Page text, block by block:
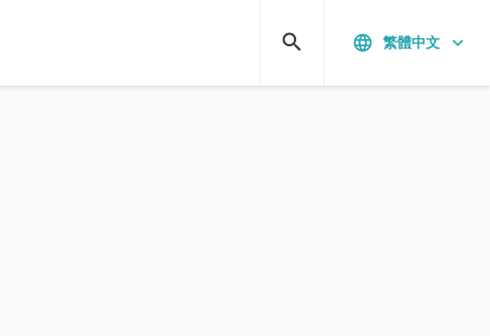
language 繁體中文 keyboard_arrow_down
search